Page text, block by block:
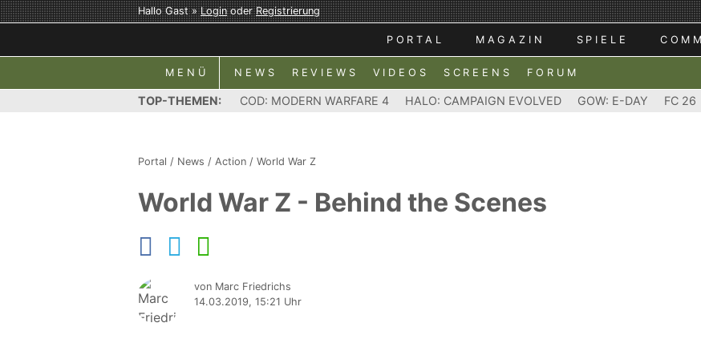
Hallo Gast »LoginoderRegistrierung
PORTAL MAGAZIN SPIELE
MENÜ NEWS REVIEWS VIDEOS SCREENS FORUM
TOP-THEMEN: COD: MODERN WARFARE 4 HALO: CAMPAIGN EVOLVED GOW: E-DAY FC 26
Portal / News / Action / World War Z
World War Z - Behind the Scenes
von Marc Friedrichs
14.03.2019, 15:21 Uhr